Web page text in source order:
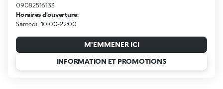
09082516133
Horaires d'ouverture:
Samedi 10:00-22:00
M'EMMENER ICI
INFORMATION ET PROMOTIONS